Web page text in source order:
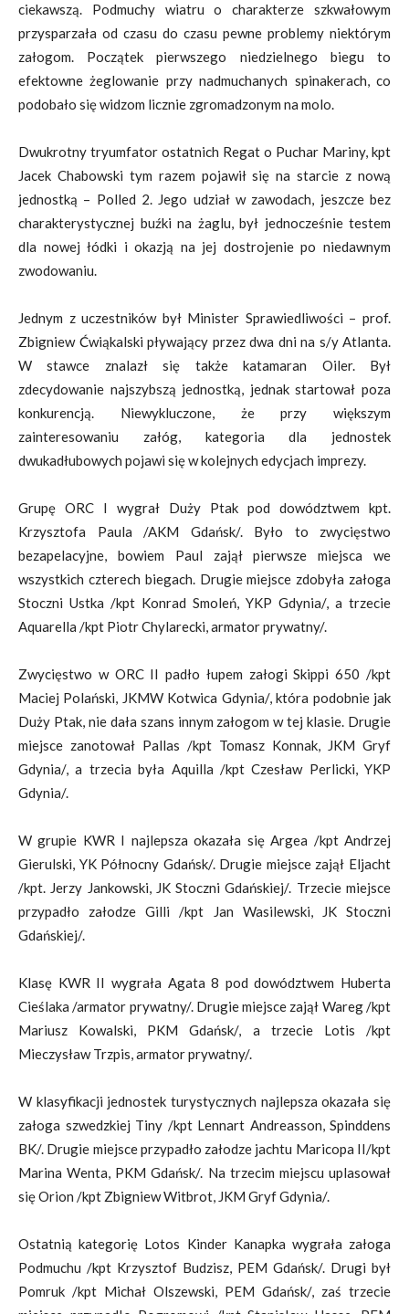
ciekawszą. Podmuchy wiatru o charakterze szkwałowym
przysparzała od czasu do czasu pewne problemy niektórym
załogom. Początek pierwszego niedzielnego biegu to
efektowne żeglowanie przy nadmuchanych spinakerach, co
podobało się widzom licznie zgromadzonym na molo.
Dwukrotny tryumfator ostatnich Regat o Puchar Mariny, kpt
Jacek Chabowski tym razem pojawił się na starcie z nową
jednostką – Polled 2. Jego udział w zawodach, jeszcze bez
charakterystycznej buźki na żaglu, był jednocześnie testem
dla nowej łódki i okazją na jej dostrojenie po niedawnym
zwodowaniu.
Jednym z uczestników był Minister Sprawiedliwości – prof.
Zbigniew Ćwiąkalski pływający przez dwa dni na s/y Atlanta.
W stawce znalazł się także katamaran Oiler. Był
zdecydowanie najszybszą jednostką, jednak startował poza
konkurencją. Niewykluczone, że przy większym
zainteresowaniu załóg, kategoria dla jednostek
dwukadłubowych pojawi się w kolejnych edycjach imprezy.
Grupę ORC I wygrał Duży Ptak pod dowództwem kpt.
Krzysztofa Paula /AKM Gdańsk/. Było to zwycięstwo
bezapelacyjne, bowiem Paul zajął pierwsze miejsca we
wszystkich czterech biegach. Drugie miejsce zdobyła załoga
Stoczni Ustka /kpt Konrad Smoleń, YKP Gdynia/, a trzecie
Aquarella /kpt Piotr Chylarecki, armator prywatny/.
Zwycięstwo w ORC II padło łupem załogi Skippi 650 /kpt
Maciej Polański, JKMW Kotwica Gdynia/, która podobnie jak
Duży Ptak, nie dała szans innym załogom w tej klasie. Drugie
miejsce zanotował Pallas /kpt Tomasz Konnak, JKM Gryf
Gdynia/, a trzecia była Aquilla /kpt Czesław Perlicki, YKP
Gdynia/.
W grupie KWR I najlepsza okazała się Argea /kpt Andrzej
Gierulski, YK Północny Gdańsk/. Drugie miejsce zajął Eljacht
/kpt. Jerzy Jankowski, JK Stoczni Gdańskiej/. Trzecie miejsce
przypadło załodze Gilli /kpt Jan Wasilewski, JK Stoczni
Gdańskiej/.
Klasę KWR II wygrała Agata 8 pod dowództwem Huberta
Cieślaka /armator prywatny/. Drugie miejsce zajął Wareg /kpt
Mariusz Kowalski, PKM Gdańsk/, a trzecie Lotis /kpt
Mieczysław Trzpis, armator prywatny/.
W klasyfikacji jednostek turystycznych najlepsza okazała się
załoga szwedzkiej Tiny /kpt Lennart Andreasson, Spinddens
BK/. Drugie miejsce przypadło załodze jachtu Maricopa II/kpt
Marina Wenta, PKM Gdańsk/. Na trzecim miejscu uplasował
się Orion /kpt Zbigniew Witbrot, JKM Gryf Gdynia/.
Ostatnią kategorię Lotos Kinder Kanapka wygrała załoga
Podmuchu /kpt Krzysztof Budzisz, PEM Gdańsk/. Drugi był
Pomruk /kpt Michał Olszewski, PEM Gdańsk/, zaś trzecie